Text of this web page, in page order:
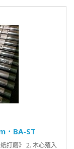
．BA-ST
打磨》 2. 木心殖入